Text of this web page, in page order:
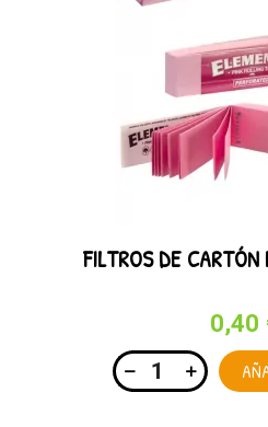
FILTROS DE CARTÓN
0,40